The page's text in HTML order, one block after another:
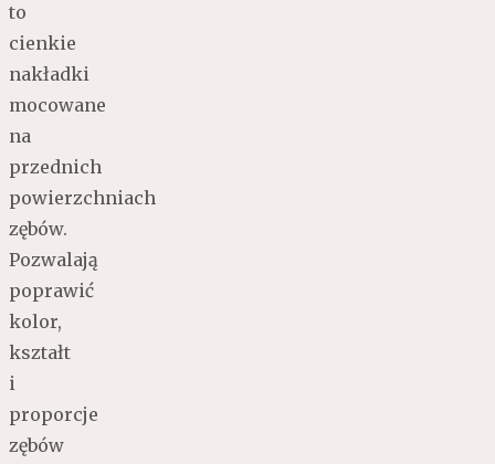
to
cienkie
nakładki
mocowane
na
przednich
powierzchniach
zębów.
Pozwalają
poprawić
kolor,
kształt
i
proporcje
zębów